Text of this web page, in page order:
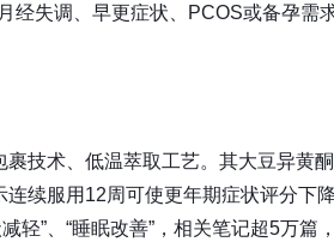
失调、早更症状、PCOS或备孕需求
裹技术、低温萃取工艺。其大豆异黄
连续服用12周可使更年期症状评分下降
轻”、“睡眠改善”，相关笔记超5万篇